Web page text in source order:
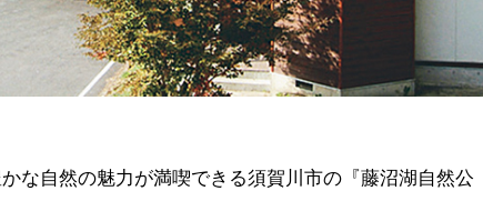
な自然の魅力が満喫できる須賀川市の『藤沼湖自然公